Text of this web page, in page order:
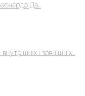
Да...
і зовнішніх...